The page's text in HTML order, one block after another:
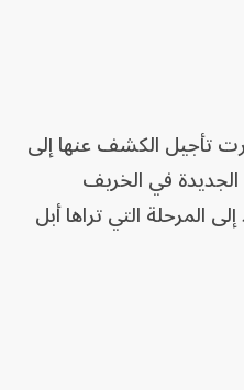
تأجيل الكشف عنها إلى
في الخريف
المرحلة التي تراها أبل